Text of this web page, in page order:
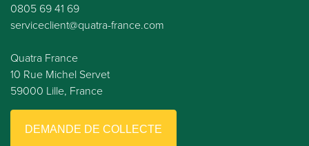
0805 69 41 69
serviceclient@quatra-france.com
Quatra France
10 Rue Michel Servet
59000 Lille, France
DEMANDE DE COLLECTE